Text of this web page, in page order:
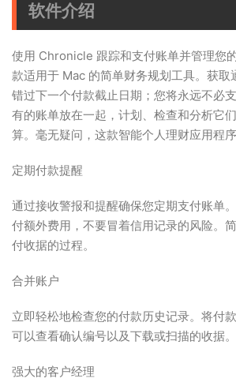
软件介绍
使用 Chronicle 跟踪和支付账单并管理您
款适用于 Mac 的简单财务规划工具。获取
错过下一个付款截止日期；您将永远不必
有的账单放在一起，计划、检查和分析它
算。毫无疑问，这款智能个人理财应用程
定期付款提醒
通过接收警报和提醒确保您定期支付账单
付额外费用，不要冒着信用记录的风险。
付收据的过程。
合并账户
立即轻松地检查您的付款历史记录。将付
可以查看确认编号以及下载或扫描的收据。
强大的客户经理